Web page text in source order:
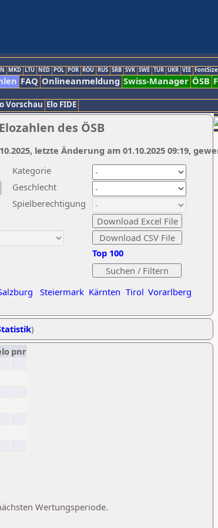
MKD LTU NED POL POR ROU RUS SRB SVK SWE TUR UKR VIE
FAQ Onlineanmeldung Swiss-Manager ÖSB
Vorschau Elo FIDE
des ÖSB
Kategorie
Geschlecht
Spielberechtigung
Steiermark Kärnten Tirol Vorarlberg
Top 100
letzte Änderung am 01.10.2025 09:19,
)
pnr
Wertungsperiode.